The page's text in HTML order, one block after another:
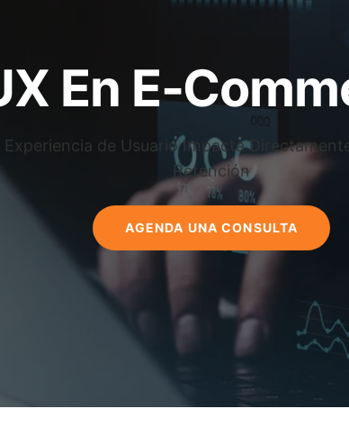
En E-
Experiencia de Usuario Impacta
Retención
AGENDA UNA CONSULTA